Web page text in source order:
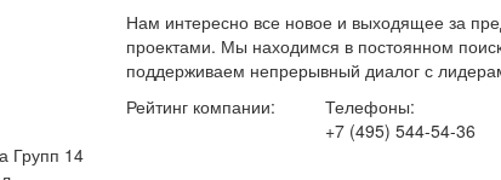
Нам интересно все новое и выходящее за
проектами. Мы находимся в постоянном
поддерживаем непрерывный диалог с
Рейтинг компании:
Телефоны:
+7 (495) 544-54-36
Групп 14